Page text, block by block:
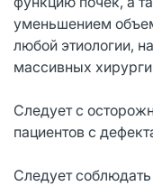
уменьшением
любой этиологии,
массивных
Следует с
пациентов с
Следует